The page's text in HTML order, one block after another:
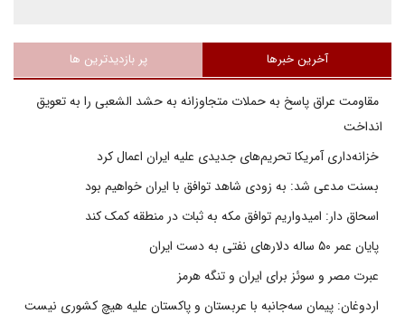
آخرین خبرها پر بازدیدترین ها
مقاومت عراق پاسخ به حملات متجاوزانه به حشد الشعبی را به تعویق
انداخت
خزانه‌داری آمریکا تحریم‌های جدیدی علیه ایران اعمال کرد
بسنت مدعی شد: به زودی شاهد توافق با ایران خواهیم بود
اسحاق دار: امیدواریم توافق مکه به ثبات در منطقه کمک کند
پایان عمر ۵۰ ساله دلارهای نفتی به دست ایران
عبرت مصر و سوئز برای ایران و تنگه هرمز
اردوغان: پیمان سه‌جانبه با عربستان و پاکستان علیه هیچ کشوری نیست